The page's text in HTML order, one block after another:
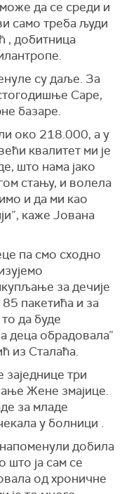
да се среди и
само треба људи
, добитница
су даље. За
Саре,
базаре.
око 218.000, а у
квалитет ми је
што нама јако
стању, и волела
и да ми као
каже Јована
па смо сходно
за дечије
пакетића и за
да буде
деца обрадовала”
из Сталаћа.
три
Жене змајице.
за младе
у болници .
добила
што ја сам се
од хроничне